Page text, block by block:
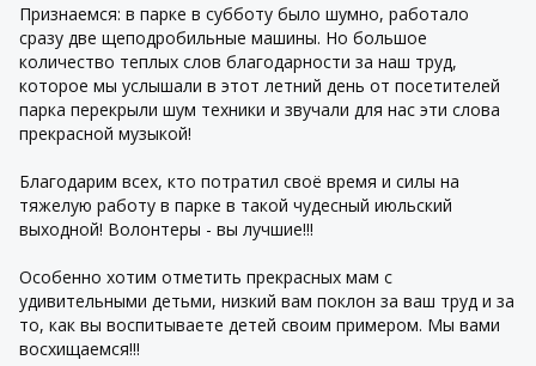
Признаемся: в парке в субботу было шумно, работало
сразу две щеподробильные машины. Но большое
количество теплых слов благодарности за наш труд,
которое мы услышали в этот летний день от посетителей
парка перекрыли шум техники и звучали для нас эти слова
прекрасной музыкой!
Благодарим всех, кто потратил своё время и силы на
тяжелую работу в парке в такой чудесный июльский
выходной! Волонтеры - вы лучшие!!!
Особенно хотим отметить прекрасных мам с
удивительными детьми, низкий вам поклон за ваш труд и за
то, как вы воспитываете детей своим примером. Мы вами
восхищаемся!!!